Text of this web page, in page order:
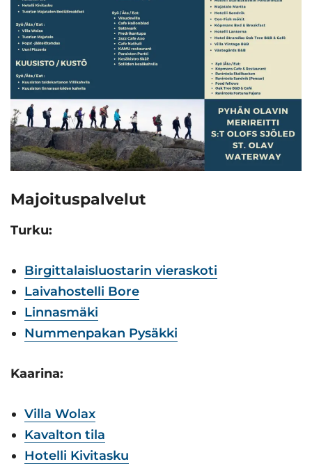
Majoituspalvelut
Turku:
Birgittalaisluostarin vieraskoti
Laivahostelli Bore
Linnasmäki
Nummenpakan Pysäkki
Kaarina:
Villa Wolax
Kavalton tila
Hotelli Kivitasku